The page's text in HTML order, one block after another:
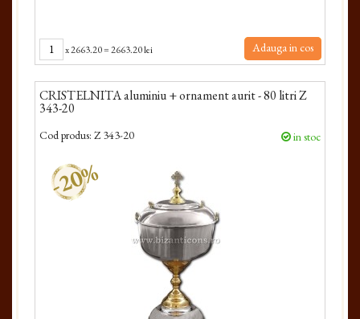
x2663.20=2663.20 lei Adauga in cos
CRISTELNITA aluminiu + ornament aurit - 80 litri Z
343-20
Cod produs: Z 343-20 in stoc
-20%